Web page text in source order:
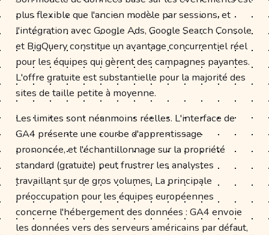
plus flexible que l'ancien modèle par sessions, et
l'intégration avec Google Ads, Google Search Console
et BigQuery constitue un avantage concurrentiel réel
pour les équipes qui gèrent des campagnes payantes.
L'offre gratuite est substantielle pour la majorité des
sites de taille petite à moyenne.
Les limites sont néanmoins réelles. L'interface de
GA4 présente une courbe d'apprentissage
prononcée, et l'échantillonnage sur la propriété
standard (gratuite) peut frustrer les analystes
travaillant sur de gros volumes. La principale
préoccupation pour les équipes européennes
concerne l'hébergement des données : GA4 envoie
les données vers des serveurs américains par défaut,